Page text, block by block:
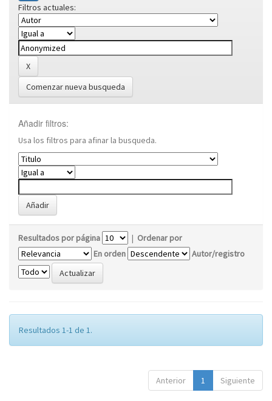
Filtros actuales:
Comenzar nueva busqueda
Añadir filtros:
Usa los filtros para afinar la busqueda.
Resultados por página | Ordenar por
En orden
Autor/registro
Resultados 1-1 de 1.
Anterior 1 Siguiente